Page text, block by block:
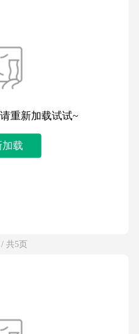
重新加载试试~
载
共5页